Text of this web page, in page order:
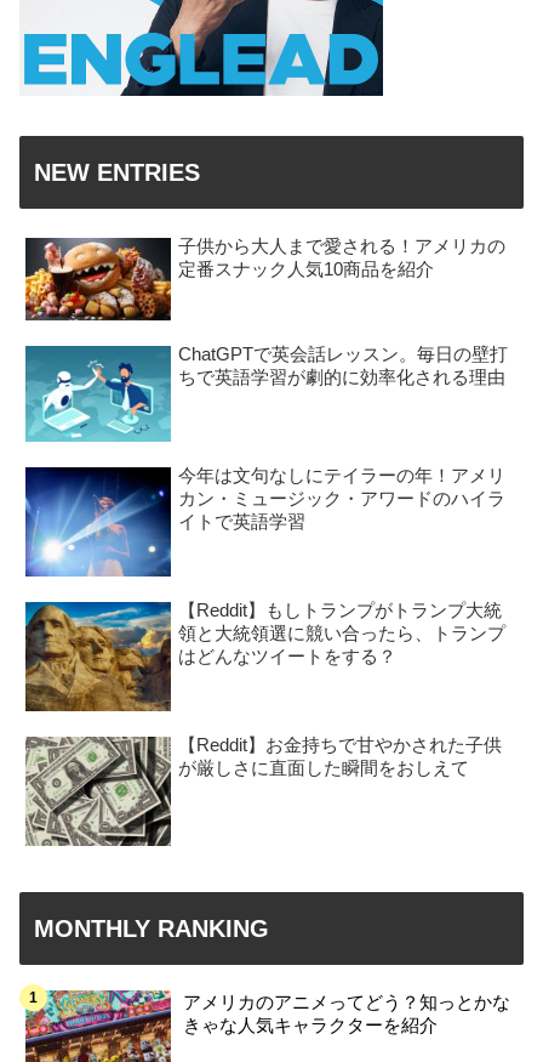
NEW ENTRIES
子供から大人まで愛される！アメリカの
定番スナック人気10商品を紹介
ChatGPTで英会話レッスン。毎日の壁打
ちで英語学習が劇的に効率化される理由
今年は文句なしにテイラーの年！アメリ
カン・ミュージック・アワードのハイラ
イトで英語学習
【Reddit】もしトランプがトランプ大統
領と大統領選に競い合ったら、トランプ
はどんなツイートをする？
【Reddit】お金持ちで甘やかされた子供
が厳しさに直面した瞬間をおしえて
MONTHLY RANKING
アメリカのアニメってどう？知っとかな
きゃな人気キャラクターを紹介